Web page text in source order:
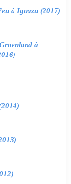
à Iguazu (2017)
à